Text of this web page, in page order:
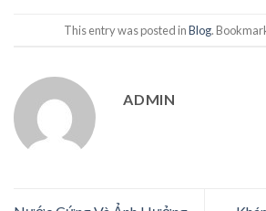
This entry was posted inBlog.
ADMIN